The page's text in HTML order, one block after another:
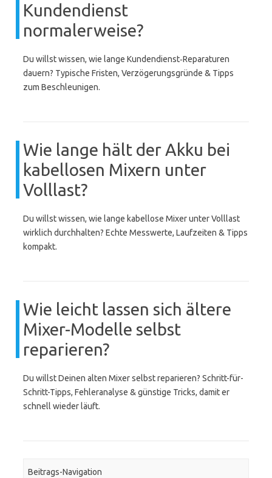
Kundendienst
normalerweise?
Du willst wissen, wie lange Kundendienst‑Reparaturen
dauern? Typische Fristen, Verzögerungsgründe & Tipps
zum Beschleunigen.
Wie lange hält der Akku bei
kabellosen Mixern unter
Volllast?
Du willst wissen, wie lange kabellose Mixer unter Volllast
wirklich durchhalten? Echte Messwerte, Laufzeiten & Tipps
kompakt.
Wie leicht lassen sich ältere
Mixer-Modelle selbst
reparieren?
Du willst Deinen alten Mixer selbst reparieren? Schritt-für-
Schritt-Tipps, Fehleranalyse & günstige Tricks, damit er
schnell wieder läuft.
Beitrags-Navigation